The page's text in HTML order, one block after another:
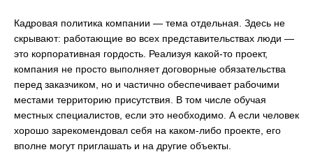
Кадровая политика компании — тема отдельная. Здесь не
скрывают: работающие во всех представительствах люди —
это корпоративная гордость. Реализуя какой-то проект,
компания не просто выполняет договорные обязательства
перед заказчиком, но и частично обеспечивает рабочими
местами территорию присутствия. В том числе обучая
местных специалистов, если это необходимо. А если человек
хорошо зарекомендовал себя на каком-либо проекте, его
вполне могут приглашать и на другие объекты.